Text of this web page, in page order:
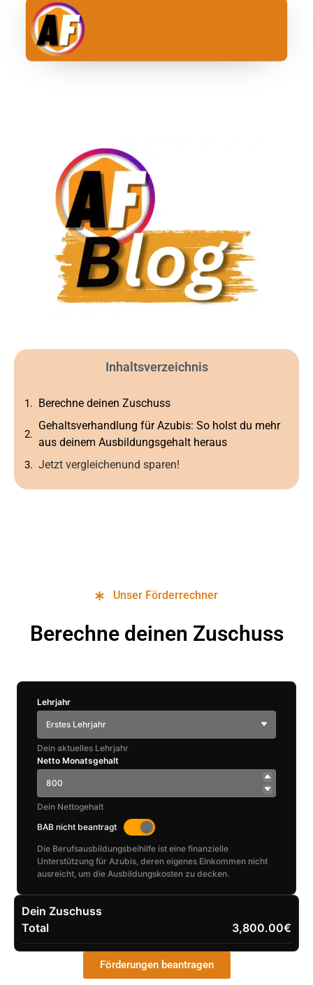
Inhaltsverzeichnis
Berechne deinen Zuschuss
Gehaltsverhandlung für Azubis: So holst du mehr
aus deinem Ausbildungsgehalt heraus
Jetzt vergleichenund sparen!
Unser Förderrechner
Berechne deinen Zuschuss
Lehrjahr
Erstes Lehrjahr
Dein aktuelles Lehrjahr
Netto Monatsgehalt
Dein Nettogehalt
BAB nicht beantragt
Die Berufsausbildungsbeihilfe ist eine finanzielle
Unterstützung für Azubis, deren eigenes Einkommen nicht
ausreicht, um die Ausbildungskosten zu decken.
Dein Zuschuss
Total
3,800.00€
Förderungen beantragen